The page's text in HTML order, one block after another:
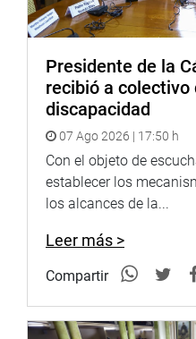
que este proyecto no debe
propongo una cuestión
OFICINA DE
INSTITUCIONAL
Presidente de la
recibió a colectivo
discapacidad
07 Ago 2026 | 17:50 h
Con el objeto de
establecer los
los alcances de la...
Leer más >
Compartir